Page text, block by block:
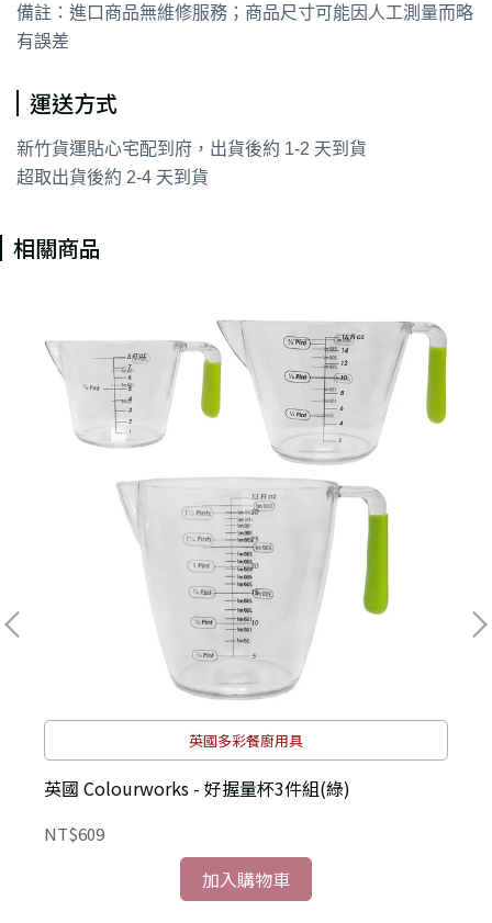
備註：進口商品無維修服務；商品尺寸可能因人工測量而略
有誤差
運送方式
新竹貨運貼心宅配到府，出貨後約 1-2 天到貨
超取出貨後約 2-4 天到貨
相關商品
英國多彩餐廚用具
英國 Colourworks - 好握量杯3件組(綠)
NT$609
加入購物車